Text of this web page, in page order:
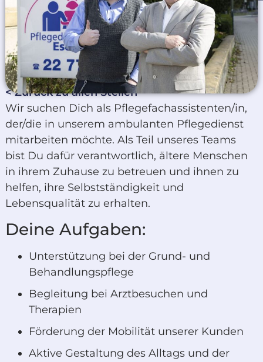
< Zurück zu allen Stellen
Wir suchen Dich als Pflegefachassistenten/in,
der/die in unserem ambulanten Pflegedienst
mitarbeiten möchte. Als Teil unseres Teams
bist Du dafür verantwortlich, ältere Menschen
in ihrem Zuhause zu betreuen und ihnen zu
helfen, ihre Selbstständigkeit und
Lebensqualität zu erhalten.
Deine Aufgaben:
Unterstützung bei der Grund- und
Behandlungspflege
Begleitung bei Arztbesuchen und
Therapien
Förderung der Mobilität unserer Kunden
Aktive Gestaltung des Alltags und der